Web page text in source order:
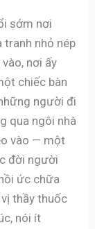
sớm nơi
tranh nhỏ nép
nơi ấy
chiếc bàn
người đi
qua ngôi nhà
vào — một
đời người
ức chữa
thầy thuốc
nói ít